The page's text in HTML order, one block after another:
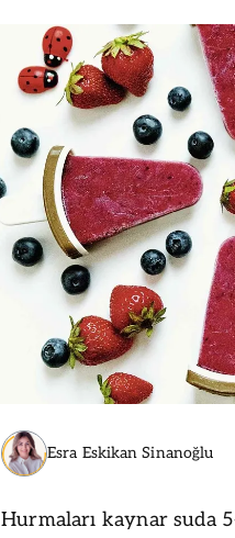
Esra Eskikan Sinanoğlu
Hurmaları kaynar suda